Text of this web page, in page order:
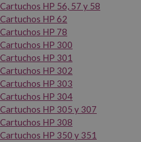
Cartuchos HP 56, 57 y 58
Cartuchos HP 62
Cartuchos HP 78
Cartuchos HP 300
Cartuchos HP 301
Cartuchos HP 302
Cartuchos HP 303
Cartuchos HP 304
Cartuchos HP 305 y 307
Cartuchos HP 308
Cartuchos HP 350 y 351